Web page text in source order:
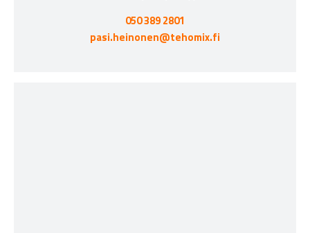
050 389 2801
pasi.heinonen@tehomix.fi